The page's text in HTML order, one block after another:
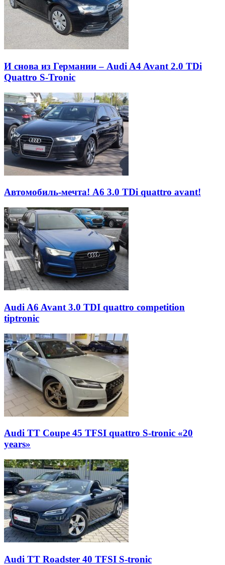
И снова из Германии – Audi A4 Avant 2.0 TDi
Quattro S-Tronic
Автомобиль-мечта! A6 3.0 TDi quattro avant!
Audi A6 Avant 3.0 TDI quattro competition
tiptronic
Audi TT Coupe 45 TFSI quattro S-tronic «20
years»
Audi TT Roadster 40 TFSI S-tronic